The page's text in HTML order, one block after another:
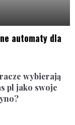
automaty dla
wybierają
pl jako swoje